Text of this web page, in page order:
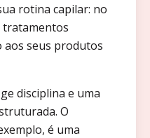
rotina capilar: no
tratamentos
seus produtos
disciplina e uma
O
é uma